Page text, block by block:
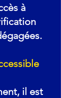
à
il est